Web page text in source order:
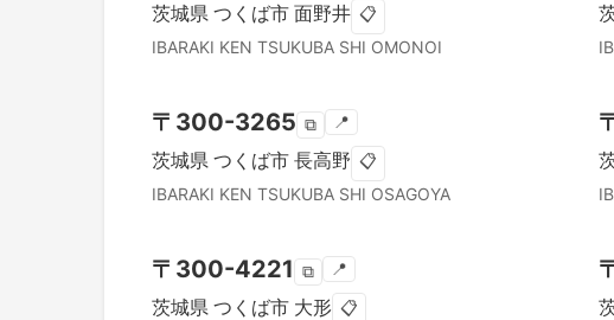
茨城県 つくば市 面野井 📋
IBARAKI KEN TSUKUBA SHI OMONOI
〒 300-3265 ⧉ 📍
茨城県 つくば市 長高野 📋
IBARAKI KEN TSUKUBA SHI OSAGOYA
〒 300-4221 ⧉ 📍
茨城県 つくば市 大形 📋